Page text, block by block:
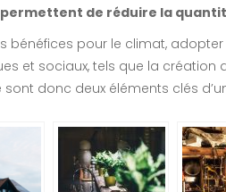
de réduire la
bénéfices pour le climat,
et sociaux, tels que la création
donc deux éléments clés